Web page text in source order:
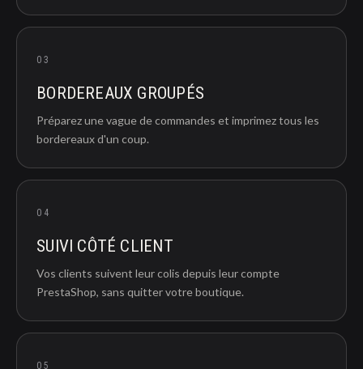
03
BORDEREAUX GROUPÉS
Préparez une vague de commandes et imprimez tous les
bordereaux d'un coup.
04
SUIVI CÔTÉ CLIENT
Vos clients suivent leur colis depuis leur compte
PrestaShop, sans quitter votre boutique.
05